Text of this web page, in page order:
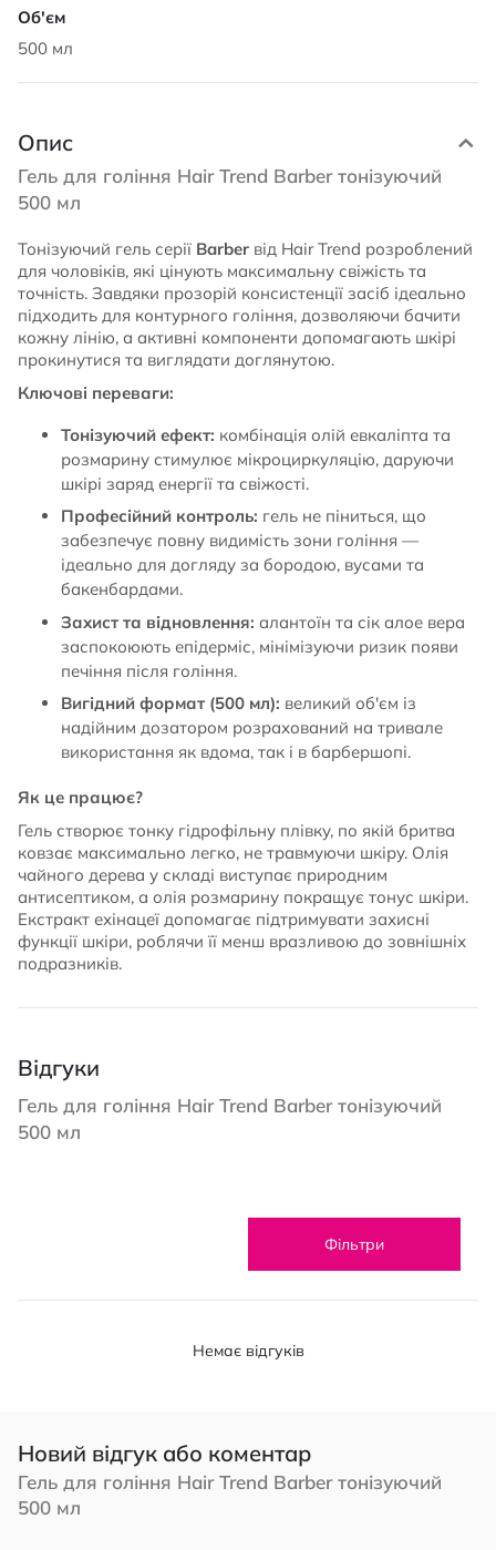
500 мл
Опис
Гель для гоління Hair Trend Barber тонізуючий
500 мл
Тонізуючий гель серії Barber від Hair Trend розроблений
для чоловіків, які цінують максимальну свіжість та
точність. Завдяки прозорій консистенції засіб ідеально
підходить для контурного гоління, дозволяючи бачити
кожну лінію, а активні компоненти допомагають шкірі
прокинутися та виглядати доглянутою.
Ключові переваги:
Тонізуючий ефект: комбінація олій евкаліпта та
розмарину стимулює мікроциркуляцію, даруючи
шкірі заряд енергії та свіжості.
Професійний контроль: гель не піниться, що
забезпечує повну видимість зони гоління —
ідеально для догляду за бородою, вусами та
бакенбардами.
Захист та відновлення: алантоїн та сік алое вера
заспокоюють епідерміс, мінімізуючи ризик появи
печіння після гоління.
Вигідний формат (500 мл): великий об'єм із
надійним дозатором розрахований на тривале
використання як вдома, так і в барбершопі.
Як це працює?
Гель створює тонку гідрофільну плівку, по якій бритва
ковзає максимально легко, не травмуючи шкіру. Олія
чайного дерева у складі виступає природним
антисептиком, а олія розмарину покращує тонус шкіри.
Екстракт ехінацеї допомагає підтримувати захисні
функції шкіри, роблячи її менш вразливою до зовнішніх
подразників.
Відгуки
Гель для гоління Hair Trend Barber тонізуючий
500 мл
Фільтри
Немає відгуків
Новий відгук або коментар
Гель для гоління Hair Trend Barber тонізуючий
500 мл